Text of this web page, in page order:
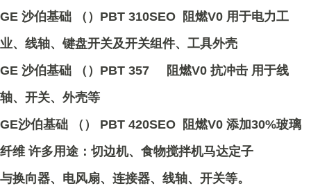
GE 沙伯基础 （）PBT 310SEO 阻燃V0 用于电力工
业、线轴、键盘开关及开关组件、工具外壳
GE 沙伯基础 （）PBT 357 阻燃V0 抗冲击 用于线
轴、开关、外壳等
GE沙伯基础 （） PBT 420SEO 阻燃V0 添加30%玻璃
纤维 许多用途：切边机、食物搅拌机马达定子
与换向器、电风扇、连接器、线轴、开关等。